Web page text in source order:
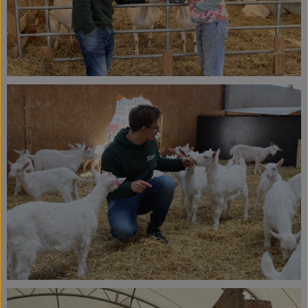
Ökokisten
Obst & Gemüse
Kühltheke
Backwaren
Haltbares
Getränke
Drogerie
So geht's
Über uns
Blog & Aktuelles